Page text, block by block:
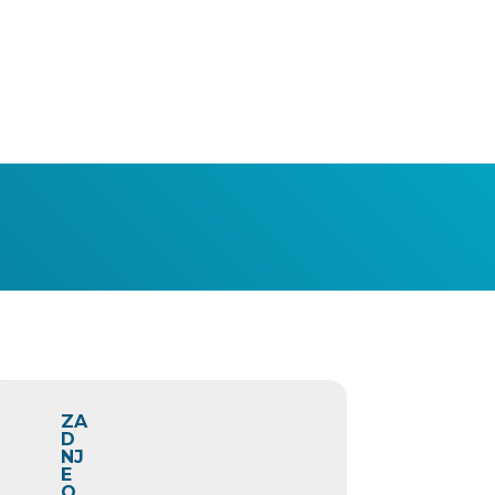
ČAS
20:00 - 21:00
ZA
D
NJ
E